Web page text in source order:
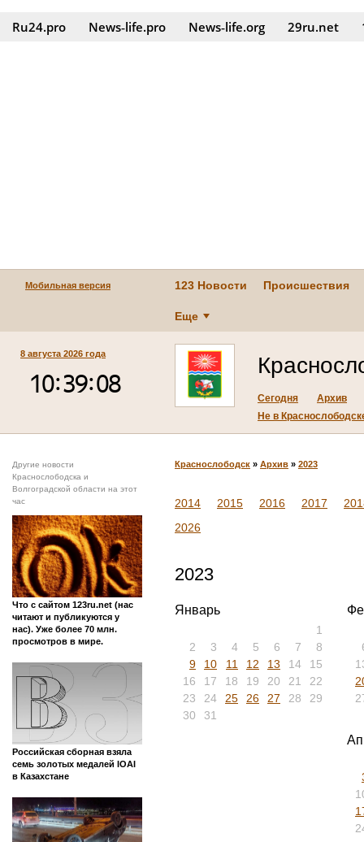
Ru24.pro News‑life.pro News‑life.org 29ru.net
Мобильная версия 123 Новости Происшествия
Еще
8 августа 2026 года
Сегодня
Архив
Не в
Другие новости
Краснослободска и
Волгоградской области на этот
час
Что с сайтом 123ru.net (нас
читают и публикуются у
нас). Уже более 70 млн.
просмотров в мире.
Российская сборная взяла
семь золотых медалей IOAI
в Казахстане
Краснослободск » Архив » 2023
2014 2015 2016 2017
2026
2023
Январь
1
2
3 4 5 6 7
8
9
10 11 12 13 14
15
16
17 18 19 20 21
22
23
24 25 26 27 28
29
30
31